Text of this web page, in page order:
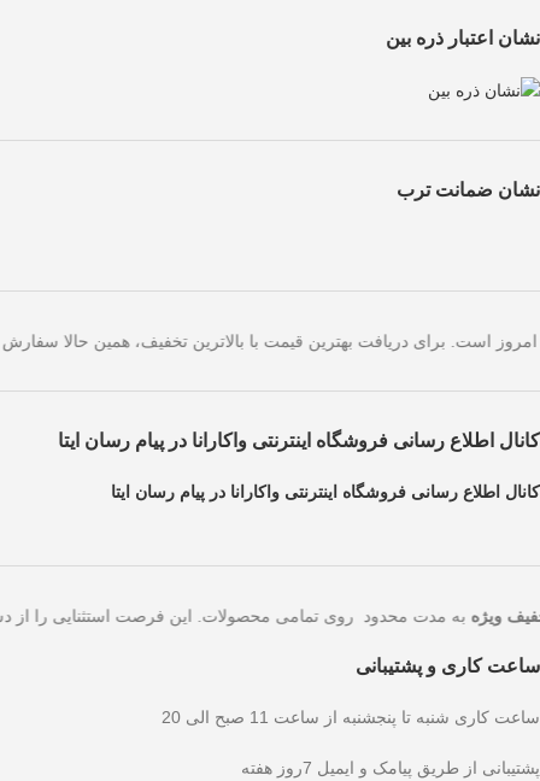
نشان اعتبار ذره بین
نشان ضمانت ترب
صرفاً مختص خریدهای امروز است. برای دریافت بهترین قیمت با
کانال اطلاع رسانی فروشگاه اینترنتی واکارانا در پیام رسان ایتا
کانال اطلاع رسانی فروشگاه اینترنتی واکارانا در پیام رسان ایتا
۵۰ درصد تخفیف ویژه به مدت محدود روی تمامی محصولات. این فرصت
ساعت کاری و پشتیبانی
ساعت کاری شنبه تا پنجشنبه از ساعت 11 صبح الی 20
پشتیبانی از طریق پیامک و ایمیل 7روز هفته